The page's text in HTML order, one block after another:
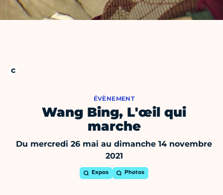
ÉVÈNEMENT
Wang Bing, L'œil qui
marche
Du mercredi 26 mai au dimanche 14 novembre
2021
Expos Photos